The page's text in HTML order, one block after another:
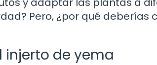
Pero, ¿por qué
injerto de yema